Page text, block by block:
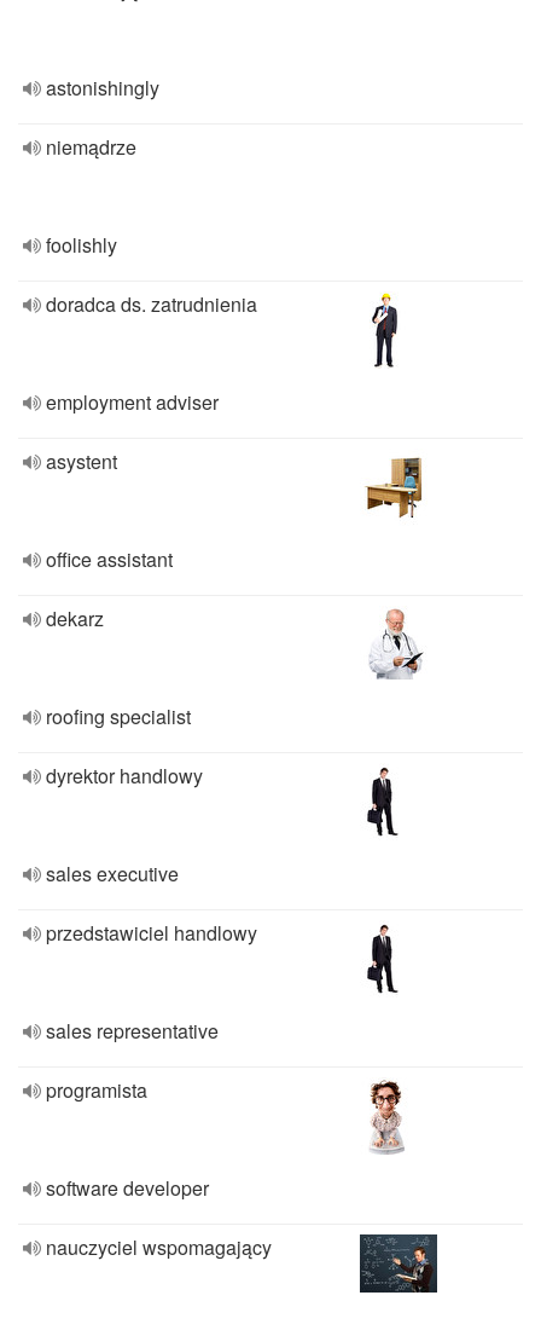
astonishingly
niemądrze
foolishly
doradca ds. zatrudnienia
employment adviser
asystent
office assistant
dekarz
roofing specialist
dyrektor handlowy
sales executive
przedstawiciel handlowy
sales representative
programista
software developer
nauczyciel wspomagający